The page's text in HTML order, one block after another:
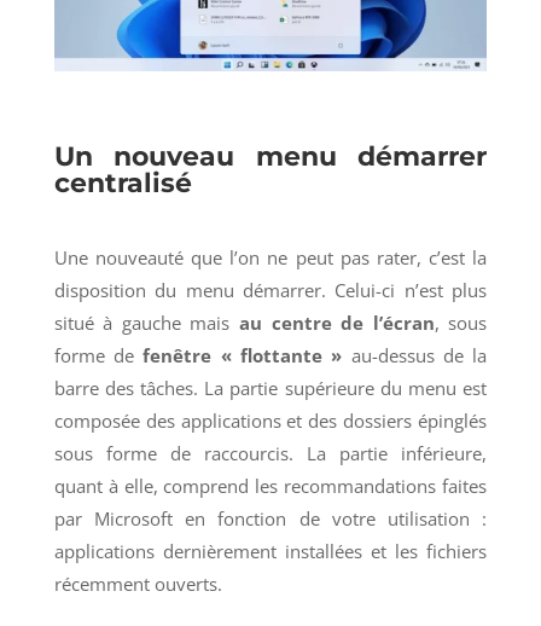
Un nouveau menu démarrer
centralisé
Une nouveauté que l’on ne peut pas rater, c’est la
disposition du menu démarrer. Celui-ci n’est plus
situé à gauche mais au centre de l’écran, sous
forme defenêtre « flottante » au-dessus de la
barre des tâches. La partie supérieure du menu est
composée des applications et des dossiers épinglés
sous forme de raccourcis. La partie inférieure,
quant à elle, comprend les recommandations faites
par Microsoft en fonction de votre utilisation :
applications dernièrement installées et les fichiers
récemment ouverts.